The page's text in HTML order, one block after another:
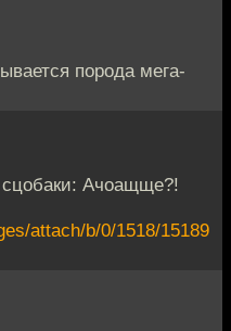
порода мега-
Ачоащще?!
attach/b/0/1518/15189